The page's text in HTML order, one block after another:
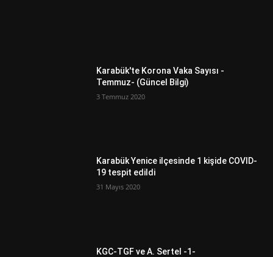
Karabük'te Korona Vaka Sayısı -
Temmuz- (Güncel Bilgi)
3 Temmuz 2020
Karabük Yenice ilçesinde 1 kişide COVID-
19 tespit edildi
31 Mayıs 2020
KGC-TGF ve A. Sertel -1-